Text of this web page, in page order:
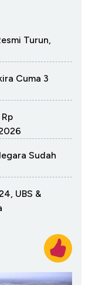
Turun,
Cuma 3
Sudah
UBS &